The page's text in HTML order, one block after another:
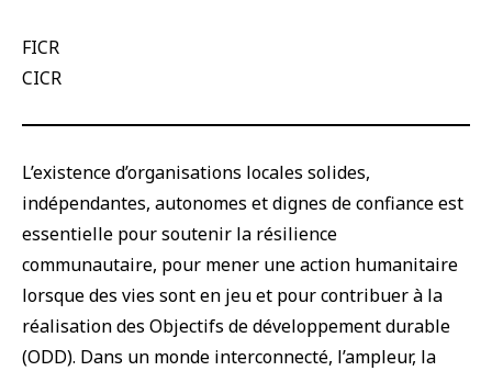
FICR
CICR
L’existence d’organisations locales solides,
indépendantes, autonomes et dignes de confiance est
essentielle pour soutenir la résilience
communautaire, pour mener une action humanitaire
lorsque des vies sont en jeu et pour contribuer à la
réalisation des Objectifs de développement durable
(ODD). Dans un monde interconnecté, l’ampleur, la